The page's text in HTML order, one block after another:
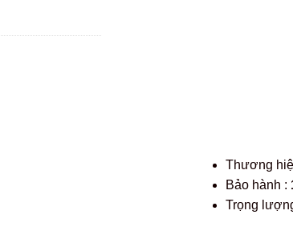
Thương
Bảo hành :
Trọng